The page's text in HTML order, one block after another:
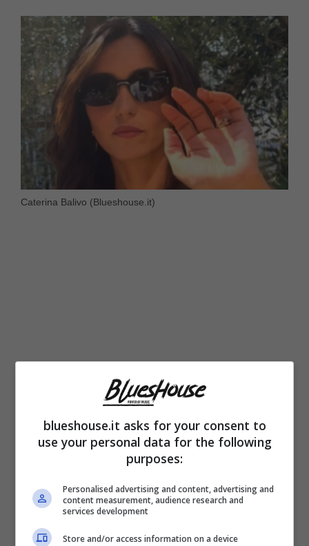
Caterina Balivo (Blueshouse.it)
Sembra che la trasmissione condotta dalla
Balivo possa essere addirittura tagliata,
la ex politica Nunzia De Girolamo, “Macondo”
di Camila Raznovich e “Chesarà…” della
blueshouse.it asks for your consent to
use your personal data for the following
purposes:
Personalised advertising and content, advertising and
content measurement, audience research and
services development
Store and/or access information on a device